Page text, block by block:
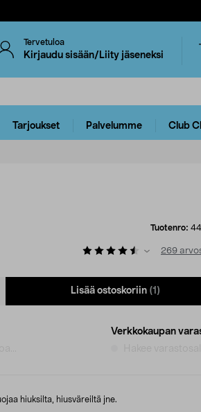
Tervetuloa
Kirjaudu sisään/Liity jäseneksi
Tarjoukset Palvelumme Club
Tuotenro:
269
Lisää ostoskoriin (1)
Verkkokaupan
hiuksilta, hiusväreiltä jne.